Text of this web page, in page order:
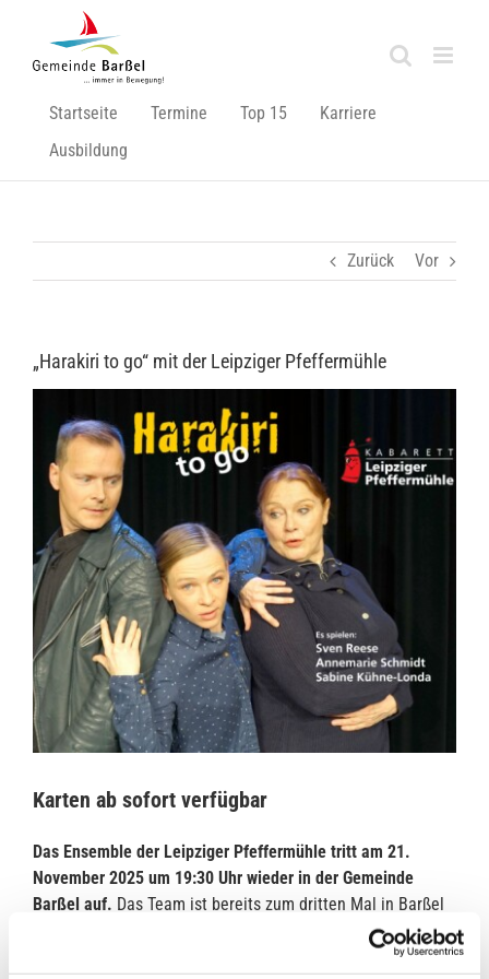
springen
Startseite Termine Top 15
Karriere
Ausbildung
Zurück Vor
„Harakiri to go“ mit der Leipziger Pfeffermühle
grösseres
Bild
Karten ab sofort verfügbar
Das Ensemble der Leipziger Pfeffermühle tritt am 21.
November 2025 um 19:30 Uhr wieder in der Gemeinde
Barßel auf. Das Team ist bereits zum dritten Mal in Barßel